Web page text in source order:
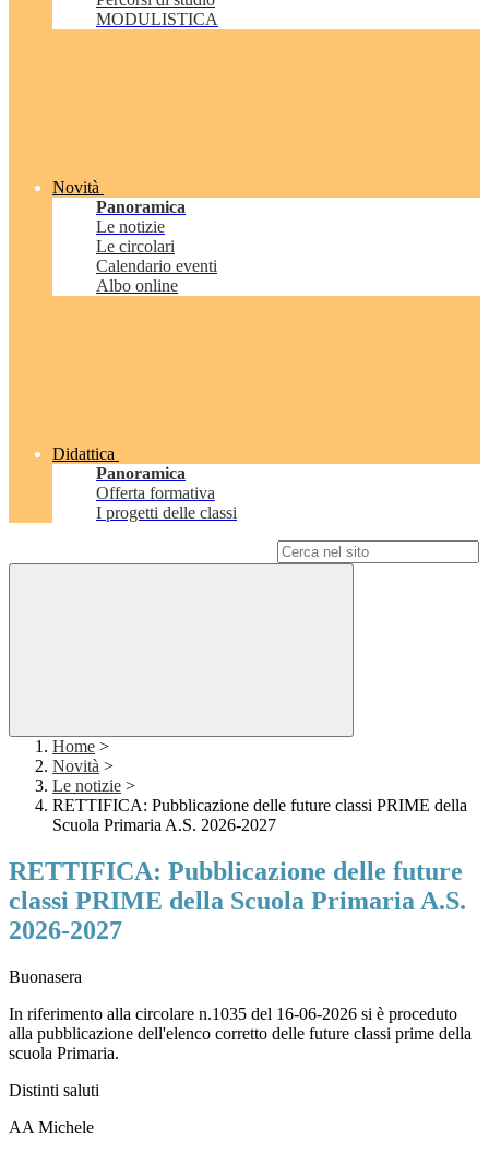
MODULISTICA
Novità
Panoramica
Le notizie
Le circolari
Calendario eventi
Albo online
Didattica
Panoramica
Offerta formativa
I progetti delle classi
Home >
Novità >
Le notizie >
RETTIFICA: Pubblicazione delle future classi PRIME della
Scuola Primaria A.S. 2026-2027
RETTIFICA: Pubblicazione delle future
classi PRIME della Scuola Primaria A.S.
2026-2027
Buonasera
In riferimento alla circolare n.1035 del 16-06-2026 si è proceduto
alla pubblicazione dell'elenco corretto delle future classi prime della
scuola Primaria.
Distinti saluti
AA Michele